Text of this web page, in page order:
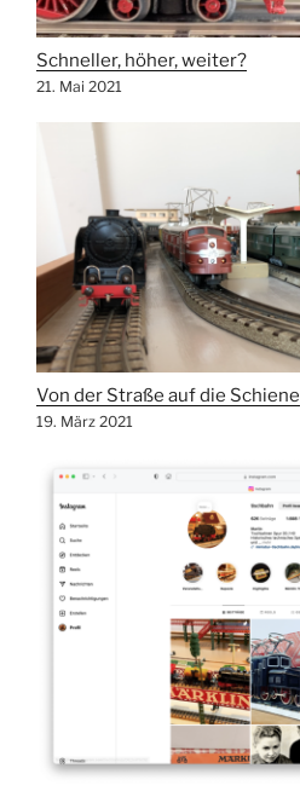
Schneller, höher, weiter?
21. Mai 2021
Von der Straße auf die Schiene
19. März 2021